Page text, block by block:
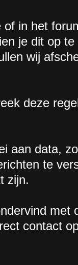
in het
je dit op
wij
deze
aan data,
te
zijn.
met
contact